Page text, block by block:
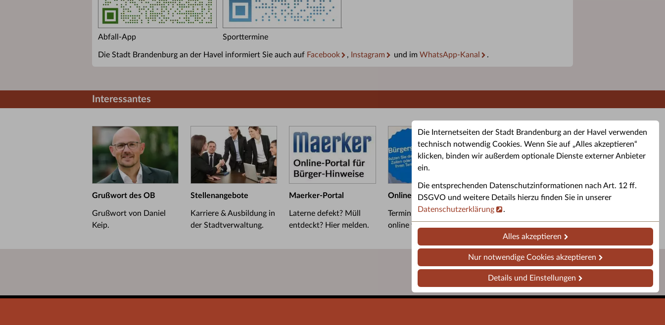
Die Internetseiten der Stadt Brandenburg an der Havel verwenden
technisch notwendig Cookies. Wenn Sie auf „Alles akzeptieren“
klicken, binden wir außerdem optionale Dienste externer Anbieter
ein.
Die entsprechenden Datenschutzinformationen nach Art. 12 ff.
DSGVO und weitere Details hierzu finden Sie in unserer
Datenschutzerklärung
.
Alles akzeptieren
Nur notwendige Cookies akzeptieren
Details und Einstellungen
Abfall-App Sporttermine
Die Stadt Brandenburg an der Havel informiert Sie auch auf Facebook , Instagram und im WhatsApp-Kanal .
Interessantes
Grußwort des OB
Grußwort von Daniel
Keip.
Stellenangebote
Karriere & Ausbildung in
der Stadtverwaltung.
Maerker-Portal
Laterne defekt? Müll
entdeckt? Hier melden.
Online-Terminbuchung
Termin im Bürgerservice
online vereinbaren.
Altkleider-Container
Standorte für Altkleider-
Sporttermine